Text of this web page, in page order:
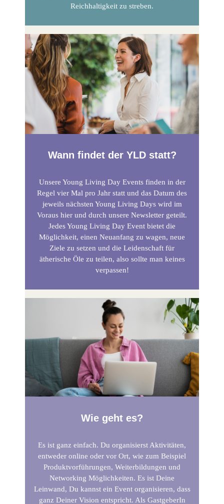
Reichhaltigkeit zu streben.
Wann findet der YLD statt?
Unsere Young Living Day Events finden in der
Regel vier Mal pro Jahr statt und das Datum des
jeweils nächsten Young Living Days wird im
Voraus hier und durch unsere Newsletter geteilt.
Jedes Young Living Day Event bietet die
Möglichkeit, einen Neuanfang zu wagen, neue
Ziele zu setzen und die Leidenschaft für
ätherische Öle zu teilen, also sollte man keines
verpassen!
Wie geht es?
Es ist ganz einfach. Du organisierst Aktivitäten,
entweder online oder vor Ort, wie zum Beispiel
Produktvorführungen, Weiterbildungen und
Networking Möglichkeiten. Es ist Deine
Leinwand, Du kannst ein Event organisieren, dass
ganz Deiner Vision entspricht. Als GastgeberIn